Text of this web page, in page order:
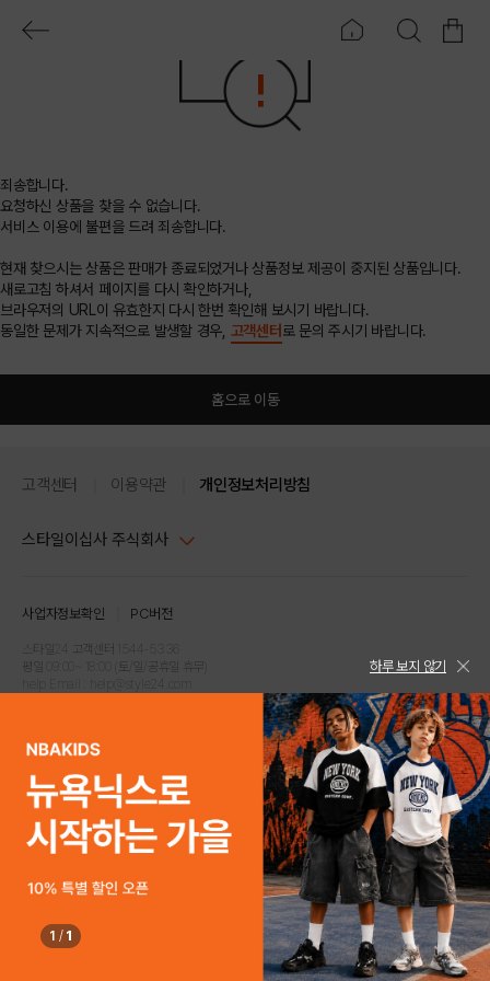
죄송합니다.
요청하신 상품을 찾을 수 없습니다.
서비스 이용에 불편을 드려 죄송합니다.
현재 찾으시는 상품은 판매가 종료되었거나 상품정보 제공이 중지된 상품입니다.
새로고침 하셔서 페이지를 다시 확인하거나,
브라우저의 URL이 유효한지 다시 한번 확인해 보시기 바랍니다.
동일한 문제가 지속적으로 발생할 경우, 고객센터 로 문의 주시기 바랍니다.
홈으로 이동
고객센터 이용약관 개인정보처리방침
스타일이십사 주식회사
주소 : 서울시 강남구 논현로 633, 6층 (논현동, 한세엠케이빌딩)
사업자등록번호 : 116-81-32499
통신판매업신고번호 : 제 2024-서울강남-04239
고객센터 1544-5336(평일 09:00~ 18:00 토/일/공휴일 휴무)
사업자정보확인 PC버전
스타일24 고객센터 1544-5336
평일 09:00~ 18:00 (토/일/공휴일 휴무)
COPYRIGHTⓒ2021 STYLE24 ALL RIGHTS RESERVED.
하루 보지 않기
1 / 1